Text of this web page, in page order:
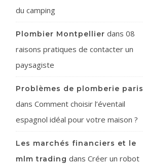
du camping
Plombier Montpellier dans 08
raisons pratiques de contacter un
paysagiste
Problèmes de plomberie paris
dans Comment choisir l’éventail
espagnol idéal pour votre maison ?
Les marchés financiers et le
mlm trading dans Créer un robot